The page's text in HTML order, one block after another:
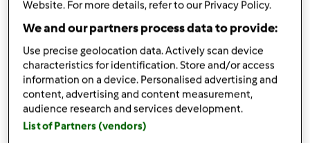
Składniki
Omlet klasyczny
2jajka,średniej wielkości lub duże
125gramymleka
70gramymąki pszennej,lub innej
2łyżeczkimasła,do smażenia
Dodatkowo
Website. For more details, refer to our Privacy Policy.
We and our partners process data to provide:
Use precise geolocation data. Actively scan device
characteristics for identification. Store and/or access
information on a device. Personalised advertising and
content, advertising and content measurement,
audience research and services development.
List of Partners (vendors)